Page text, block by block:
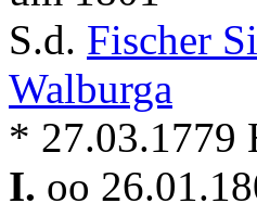
S.d. Fischer
Walburga
* 27.03.1779
I. oo